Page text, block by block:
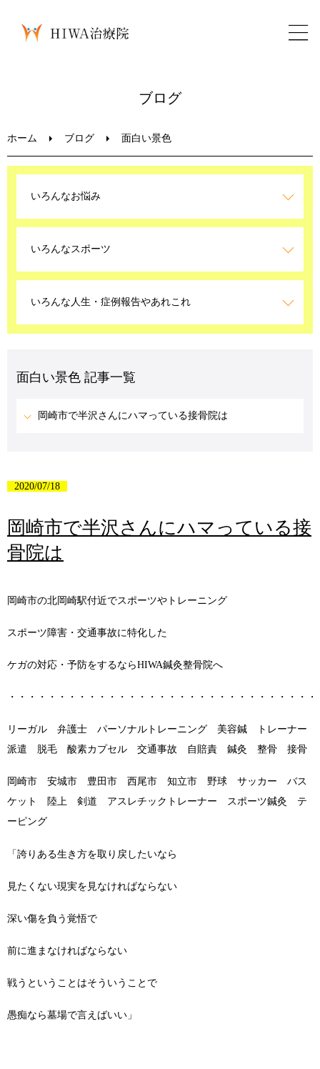
LINEお問い合わせ
ブログ
ホーム ブログ 面白い景色
いろんなお悩み
いろんなスポーツ
いろんな人生・症例報告やあれこれ
面白い景色 記事一覧
岡崎市で半沢さんにハマっている接骨院は
2020/07/18
岡崎市で半沢さんにハマっている接
骨院は
岡崎市の北岡崎駅付近でスポーツやトレーニング
スポーツ障害・交通事故に特化した
ケガの対応・予防をするならHIWA鍼灸整骨院へ
・・・・・・・・・・・・・・・・・・・・・・・・・・・・・・
リーガル 弁護士 パーソナルトレーニング 美容鍼 トレーナー
派遣 脱毛 酸素カプセル 交通事故 自賠責 鍼灸 整骨 接骨
岡崎市 安城市 豊田市 西尾市 知立市 野球 サッカー バス
ケット 陸上 剣道 アスレチックトレーナー スポーツ鍼灸 テ
ーピング
「誇りある生き方を取り戻したいなら
見たくない現実を見なければならない
深い傷を負う覚悟で
前に進まなければならない
戦うということはそういうことで
愚痴なら墓場で言えばいい」